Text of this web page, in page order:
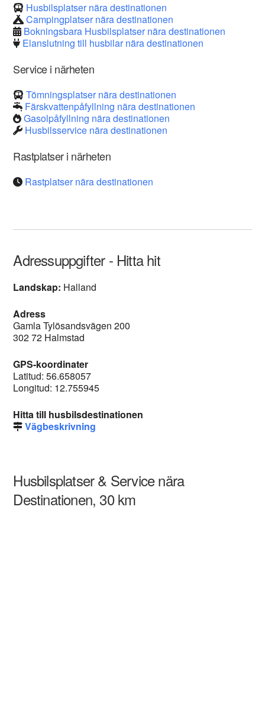
Husbilsplatser nära destinationen
Campingplatser nära destinationen
Bokningsbara Husbilsplatser nära destinationen
Elanslutning till husbilar nära destinationen
Service i närheten
Tömningsplatser nära destinationen
Färskvattenpåfyllning nära destinationen
Gasolpåfyllning nära destinationen
Husbilsservice nära destinationen
Rastplatser i närheten
Rastplatser nära destinationen
Adressuppgifter - Hitta hit
Landskap: Halland
Adress
Gamla Tylösandsvägen 200
302 72 Halmstad
GPS-koordinater
Latitud: 56.658057
Longitud: 12.755945
Hitta till husbilsdestinationen
Vägbeskrivning
Husbilsplatser & Service nära
Destinationen, 30 km